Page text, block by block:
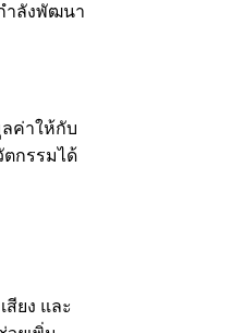
ำลังพัฒนา
ลค่าให้กับ
กรรมได้
ยง และ